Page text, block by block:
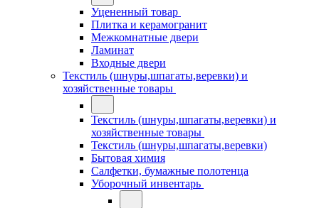
Уцененный товар
Плитка и керамогранит
Межкомнатные двери
Ламинат
Входные двери
Текстиль (шнуры,шпагаты,веревки) и
хозяйственные товары
Текстиль (шнуры,шпагаты,веревки) и
хозяйственные товары
Текстиль (шнуры,шпагаты,веревки)
Бытовая химия
Салфетки, бумажные полотенца
Уборочный инвентарь